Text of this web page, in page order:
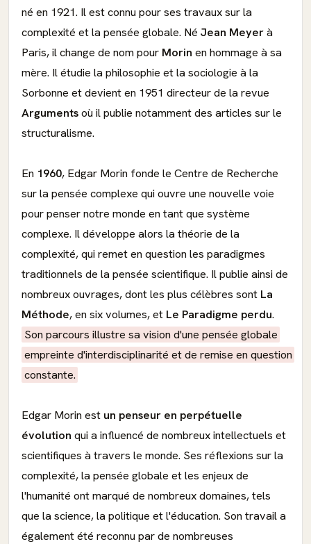
né en 1921. Il est connu pour ses travaux sur la
complexité et la pensée globale. Né Jean Meyerà
Paris, il change de nom pour Morin en hommage à sa
mère. Il étudie la philosophie et la sociologie à la
Sorbonne et devient en 1951 directeur de la revue
Argumentsoù il publie notamment des articles sur le
structuralisme.
En 1960, Edgar Morin fonde le Centre de Recherche
sur la pensée complexe qui ouvre une nouvelle voie
pour penser notre monde en tant que système
complexe. Il développe alors la théorie de la
complexité, qui remet en question les paradigmes
traditionnels de la pensée scientifique. Il publie ainsi de
nombreux ouvrages, dont les plus célèbres sont La
Méthode, en six volumes, et Le Paradigme perdu.
Son parcours illustre sa vision d'une pensée globale
empreinte d'interdisciplinarité et de remise en question
constante.
Edgar Morin est un penseur en perpétuelle
évolution qui a influencé de nombreux intellectuels et
scientifiques à travers le monde. Ses réflexions sur la
complexité, la pensée globale et les enjeux de
l'humanité ont marqué de nombreux domaines, tels
que la science, la politique et l'éducation. Son travail a
également été reconnu par de nombreuses